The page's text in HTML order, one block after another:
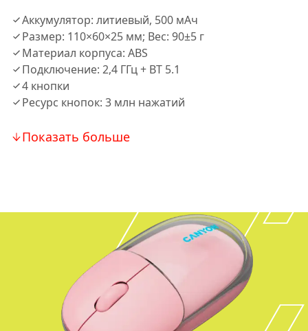
Аккумулятор: литиевый, 500 мАч
Размер: 110×60×25 мм; Вес: 90±5 г
Материал корпуса: ABS
Подключение: 2,4 ГГц + BT 5.1
4 кнопки
Ресурс кнопок: 3 млн нажатий
Показать больше